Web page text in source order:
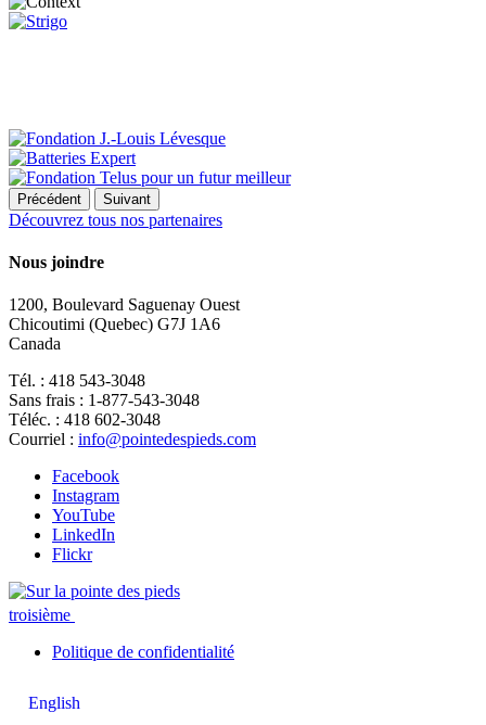
Précédent Suivant
Découvrez tous nos partenaires
Nous joindre
1200, Boulevard Saguenay Ouest
Chicoutimi (Quebec) G7J 1A6
Canada
Tél. : 418 543-3048
Sans frais : 1-877-543-3048
Téléc. : 418 602-3048
Courriel : info@pointedespieds.com
Facebook
Instagram
YouTube
LinkedIn
Flickr
troisième
Politique de confidentialité
English